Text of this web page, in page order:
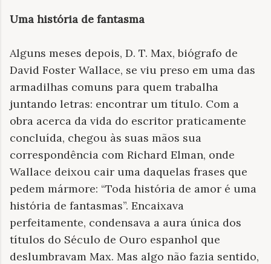
Uma história de fantasma
Alguns meses depois, D. T. Max, biógrafo de
David Foster Wallace, se viu preso em uma das
armadilhas comuns para quem trabalha
juntando letras: encontrar um título. Com a
obra acerca da vida do escritor praticamente
concluída, chegou às suas mãos sua
correspondência com Richard Elman, onde
Wallace deixou cair uma daquelas frases que
pedem mármore: “Toda história de amor é uma
história de fantasmas”. Encaixava
perfeitamente, condensava a aura única dos
títulos do Século de Ouro espanhol que
deslumbravam Max. Mas algo não fazia sentido,